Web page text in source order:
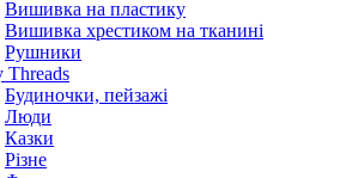
Вишивка на пластику
Вишивка хрестиком на тканині
Рушники
Threads
Будиночки, пейзажі
Люди
Казки
Різне